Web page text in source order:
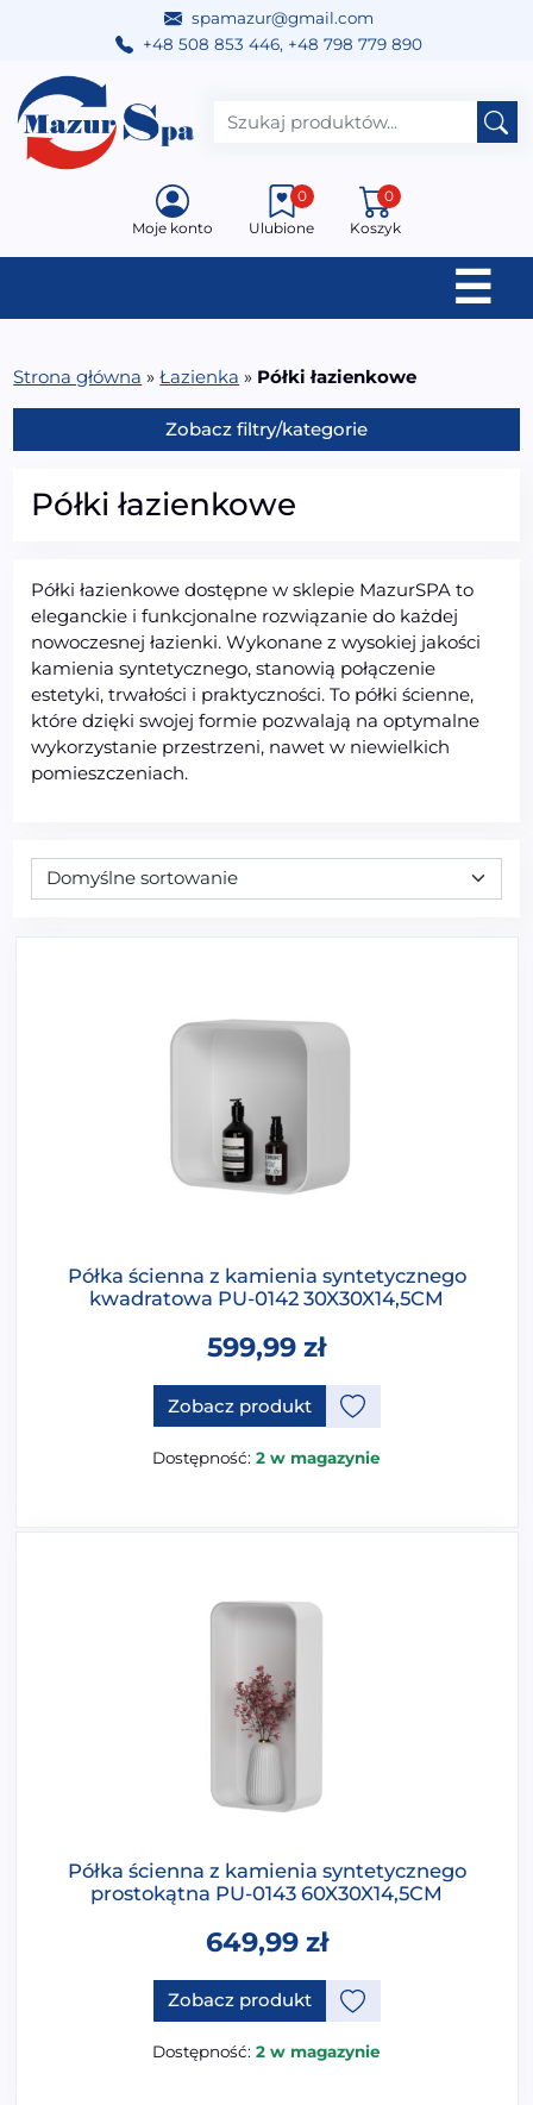
spamazur@gmail.com
+48 508 853 446, +48 798 779 890
Przejdź do treści
Main Navigation
Moje konto Ulubione
0
Koszyk
0
☰
Strona główna »Łazienka » Półki łazienkowe
Zobacz filtry/kategorie
Półki łazienkowe
Półki łazienkowe dostępne w sklepie MazurSPA to
eleganckie i funkcjonalne rozwiązanie do każdej
nowoczesnej łazienki. Wykonane z wysokiej jakości
kamienia syntetycznego, stanowią połączenie
estetyki, trwałości i praktyczności. To półki ścienne,
które dzięki swojej formie pozwalają na optymalne
wykorzystanie przestrzeni, nawet w niewielkich
pomieszczeniach.
Półka ścienna z kamienia syntetycznego
kwadratowa PU-0142 30X30X14,5CM
599,99 zł
Zobacz produkt
Dostępność: 2 w magazynie
Półka ścienna z kamienia syntetycznego
prostokątna PU-0143 60X30X14,5CM
649,99 zł
Zobacz produkt
Dostępność: 2 w magazynie